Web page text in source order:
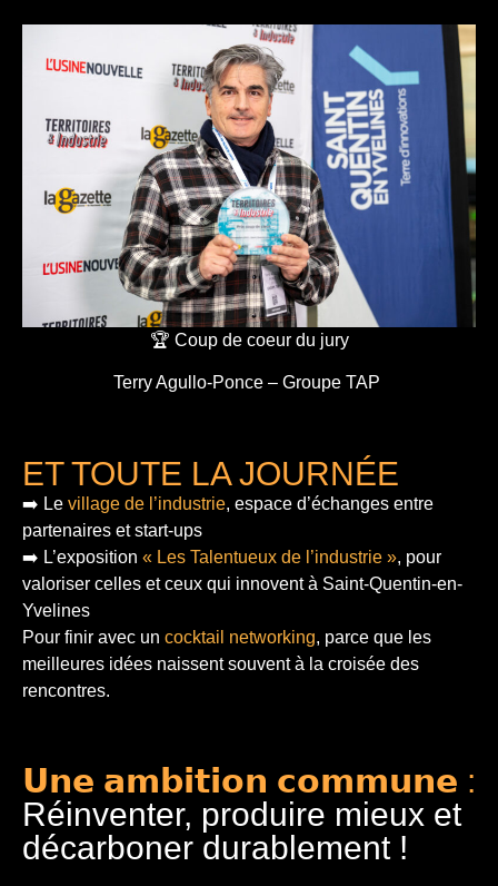
🏆 Coup de coeur du jury
Terry Agullo-Ponce – Groupe TAP
ET TOUTE LA JOURNÉE
➡️ Le village de l’industrie, espace d’échanges entre
partenaires et start-ups
➡️ L’exposition « Les Talentueux de l’industrie », pour
valoriser celles et ceux qui innovent à Saint-Quentin-en-
Yvelines
Pour finir avec un cocktail networking, parce que les
meilleures idées naissent souvent à la croisée des
rencontres.
𝗨𝗻𝗲 𝗮𝗺𝗯𝗶𝘁𝗶𝗼𝗻 𝗰𝗼𝗺𝗺𝘂𝗻𝗲 :
Réinventer, produire mieux et
décarboner durablement !